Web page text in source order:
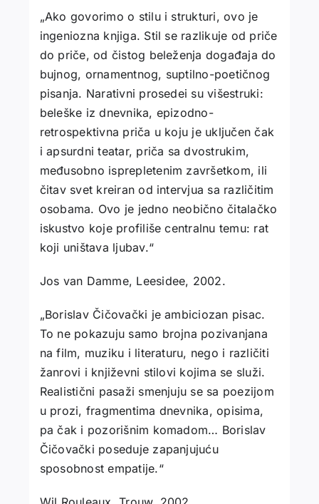
„Ako govorimo o stilu i strukturi, ovo je
ingeniozna knjiga. Stil se razlikuje od priče
do priče, od čistog beleženja događaja do
bujnog, ornamentnog, suptilno-poetičnog
pisanja. Narativni prosedei su višestruki:
beleške iz dnevnika, epizodno-
retrospektivna priča u koju je uključen čak
i apsurdni teatar, priča sa dvostrukim,
međusobno isprepletenim završetkom, ili
čitav svet kreiran od intervjua sa različitim
osobama. Ovo je jedno neobično čitalačko
iskustvo koje profiliše centralnu temu: rat
koji uništava ljubav.“
Jos van Damme, Leesidee, 2002.
„Borislav Čičovački je ambiciozan pisac.
To ne pokazuju samo brojna pozivanjana
na film, muziku i literaturu, nego i različiti
žanrovi i književni stilovi kojima se služi.
Realistični pasaži smenjuju se sa poezijom
u prozi, fragmentima dnevnika, opisima,
pa čak i pozorišnim komadom… Borislav
Čičovački poseduje zapanjujuću
sposobnost empatije.“